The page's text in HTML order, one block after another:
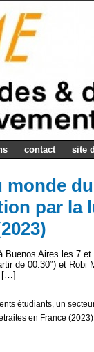
contact site
monde du
par la
Buenos Aires les 7 et
de 00:30″) et Robi
[…]
étudiants, un
en France (2023)